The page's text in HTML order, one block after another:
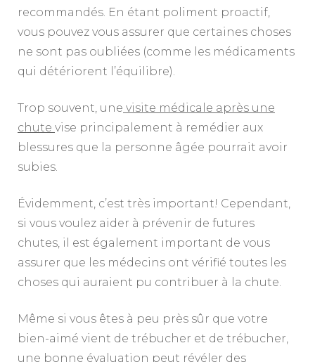
recommandés. En étant poliment proactif,
vous pouvez vous assurer que certaines choses
ne sont pas oubliées (comme les médicaments
qui détériorent l’équilibre).
Trop souvent, une visite médicale après une
chute vise principalement à remédier aux
blessures que la personne âgée pourrait avoir
subies.
Évidemment, c’est très important! Cependant,
si vous voulez aider à prévenir de futures
chutes, il est également important de vous
assurer que les médecins ont vérifié toutes les
choses qui auraient pu contribuer à la chute.
Même si vous êtes à peu près sûr que votre
bien-aimé vient de trébucher et de trébucher,
une bonne évaluation peut révéler des